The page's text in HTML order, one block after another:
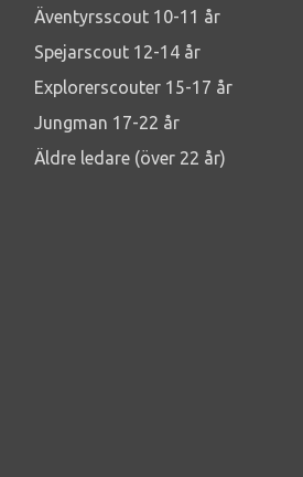
Äventyrsscout 10-11 år
Spejarscout 12-14 år
Explorerscouter 15-17 år
Jungman 17-22 år
Äldre ledare (över 22 år)